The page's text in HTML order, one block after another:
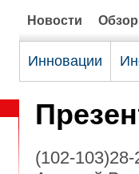
Новости
Инновации
(102-